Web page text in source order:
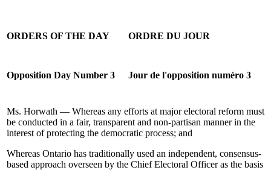
ORDERS OF THE DAY ORDRE DU JOUR
Opposition Day Number 3 Jour de l'opposition numéro 3
Ms. Horwath — Whereas any efforts at major electoral reform must
be conducted in a fair, transparent and non-partisan manner in the
interest of protecting the democratic process; and
Whereas Ontario has traditionally used an independent, consensus-
based approach overseen by the Chief Electoral Officer as the basis